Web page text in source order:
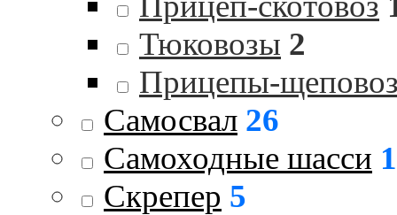
Тюковозы 2
Прицепы-
Самосвал 26
Самоходные шасси
Скрепер 5